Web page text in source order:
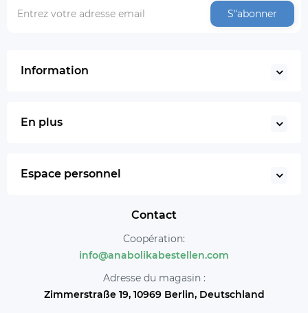
S"abonner
Information
En plus
Espace personnel
Contact
Coopération:
info@anabolikabestellen.com
Adresse du magasin :
Zimmerstraße 19, 10969 Berlin, Deutschland